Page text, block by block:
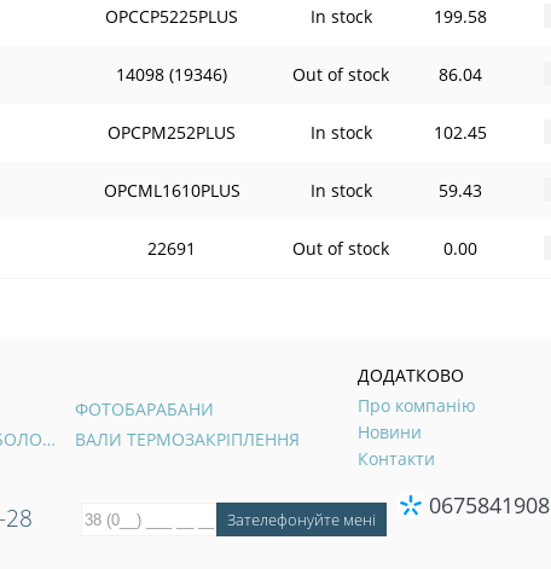
OPCCP5225PLUS In stock 199.58
14098 (19346) Out of stock 86.04
OPCPM252PLUS In stock 102.45
OPCML1610PLUS In stock 59.43
22691 Out of stock 0.00
ФОТОБАРАБАНИ
МАГНІТНІ ВАЛИ І ОБОЛОНКИ
ВАЛИ ТЕРМОЗАКРІПЛЕННЯ
ДОДАТКОВО
Про компанію
Новини
Контакти
28 0675841908